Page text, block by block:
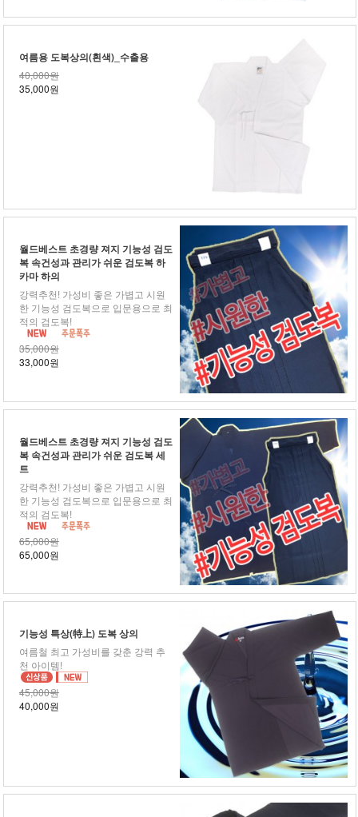
여름용 도복상의(흰색)_수출용
40,000원
35,000원
월드베스트 초경량 져지 기능성 검도
복 속건성과 관리가 쉬운 검도복 하
카마 하의
강력추천! 가성비 좋은 가볍고 시원
한 기능성 검도복으로 입문용으로 최
적의 검도복!
35,000원
33,000원
월드베스트 초경량 져지 기능성 검도
복 속건성과 관리가 쉬운 검도복 세
트
강력추천! 가성비 좋은 가볍고 시원
한 기능성 검도복으로 입문용으로 최
적의 검도복!
65,000원
65,000원
기능성 특상(特上) 도복 상의
여름철 최고 가성비를 갖춘 강력 추
천 아이템!
45,000원
40,000원